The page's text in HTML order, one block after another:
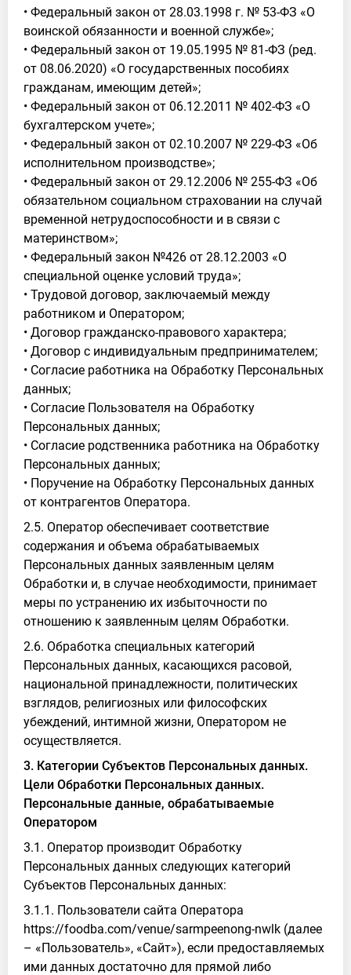
• Федеральный закон от 28.03.1998 г. № 53-ФЗ «О
воинской обязанности и военной службе»;
• Федеральный закон от 19.05.1995 № 81-ФЗ (ред.
от 08.06.2020) «О государственных пособиях
гражданам, имеющим детей»;
• Федеральный закон от 06.12.2011 № 402-ФЗ «О
бухгалтерском учете»;
• Федеральный закон от 02.10.2007 № 229-ФЗ «Об
исполнительном производстве»;
• Федеральный закон от 29.12.2006 № 255-ФЗ «Об
обязательном социальном страховании на случай
временной нетрудоспособности и в связи с
материнством»;
• Федеральный закон №426 от 28.12.2003 «О
специальной оценке условий труда»;
• Трудовой договор, заключаемый между
работником и Оператором;
• Договор гражданско-правового характера;
• Договор с индивидуальным предпринимателем;
• Согласие работника на Обработку Персональных
данных;
• Согласие Пользователя на Обработку
Персональных данных;
• Согласие родственника работника на Обработку
Персональных данных;
• Поручение на Обработку Персональных данных
от контрагентов Оператора.
2.5. Оператор обеспечивает соответствие
содержания и объема обрабатываемых
Персональных данных заявленным целям
Обработки и, в случае необходимости, принимает
меры по устранению их избыточности по
отношению к заявленным целям Обработки.
2.6. Обработка специальных категорий
Персональных данных, касающихся расовой,
национальной принадлежности, политических
взглядов, религиозных или философских
убеждений, интимной жизни, Оператором не
осуществляется.
3. Категории Субъектов Персональных данных.
Цели Обработки Персональных данных.
Персональные данные, обрабатываемые
Оператором
3.1. Оператор производит Обработку
Персональных данных следующих категорий
Субъектов Персональных данных:
3.1.1. Пользователи сайта Оператора
https://foodba.com/venue/sarmpeenong-nwlk (далее
– «Пользователь», «Сайт»), если предоставляемых
ими данных достаточно для прямой либо